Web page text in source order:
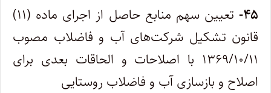
۴۵-
تعیین سهم منابع حاصل از اجرای ماده (۱۱)
قانون تشکیل شرکت‌های آب و فاضلاب مصوب
۱۳۶۹/۱۰/۱۱ با اصلاحات و الحاقات بعدی برای
اصلاح و بازسازی آب و فاضلاب روستایی